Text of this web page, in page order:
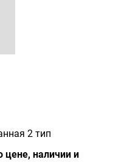
2 тип
наличии и